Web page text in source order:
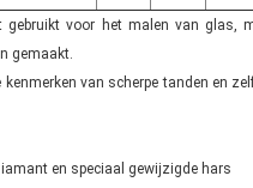
voor het malen van glas,
gemaakt.
van scherpe tanden en
en speciaal gewijzigde hars